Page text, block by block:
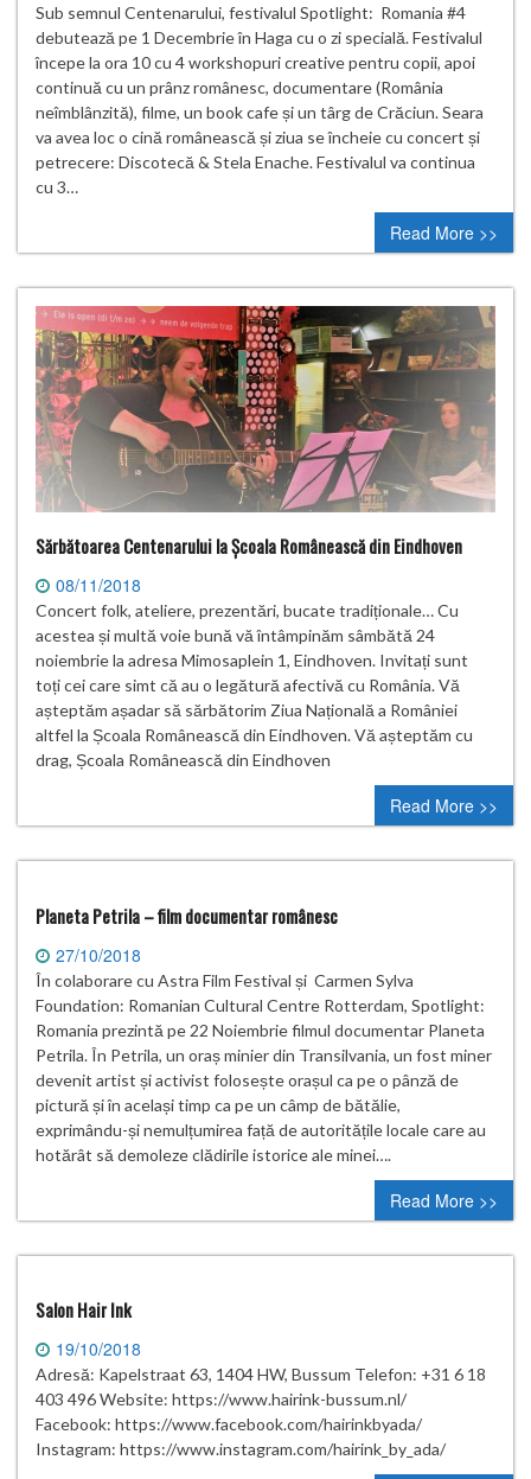
Sub semnul Centenarului, festivalul Spotlight: Romania #4
debutează pe 1 Decembrie în Haga cu o zi specială. Festivalul
începe la ora 10 cu 4 workshopuri creative pentru copii, apoi
continuă cu un prânz românesc, documentare (România
neîmblânzită), filme, un book cafe și un târg de Crăciun. Seara
va avea loc o cină românească și ziua se încheie cu concert și
petrecere: Discotecă & Stela Enache. Festivalul va continua
cu 3…
Read More >>
Sărbătoarea Centenarului la Școala Românească din Eindhoven
08/11/2018
Concert folk, ateliere, prezentări, bucate tradiționale… Cu
acestea și multă voie bună vă întâmpinăm sâmbătă 24
noiembrie la adresa Mimosaplein 1, Eindhoven. Invitați sunt
toți cei care simt că au o legătură afectivă cu România. Vă
așteptăm așadar să sărbătorim Ziua Națională a României
altfel la Școala Românească din Eindhoven. Vă așteptăm cu
drag, Școala Românească din Eindhoven
Read More >>
Planeta Petrila – film documentar românesc
27/10/2018
În colaborare cu Astra Film Festival și Carmen Sylva
Foundation: Romanian Cultural Centre Rotterdam, Spotlight:
Romania prezintă pe 22 Noiembrie filmul documentar Planeta
Petrila. În Petrila, un oraș minier din Transilvania, un fost miner
devenit artist și activist folosește orașul ca pe o pânză de
pictură și în același timp ca pe un câmp de bătălie,
exprimându-și nemulțumirea față de autoritățile locale care au
hotărât să demoleze clădirile istorice ale minei….
Read More >>
Salon Hair Ink
19/10/2018
Adresă: Kapelstraat 63, 1404 HW, Bussum Telefon: +31 6 18
403 496 Website: https://www.hairink-bussum.nl/
Facebook: https://www.facebook.com/hairinkbyada/
Instagram: https://www.instagram.com/hairink_by_ada/